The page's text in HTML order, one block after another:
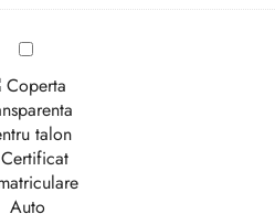
Coperta
pentru
talon
/
Certificat
Inmatriculare